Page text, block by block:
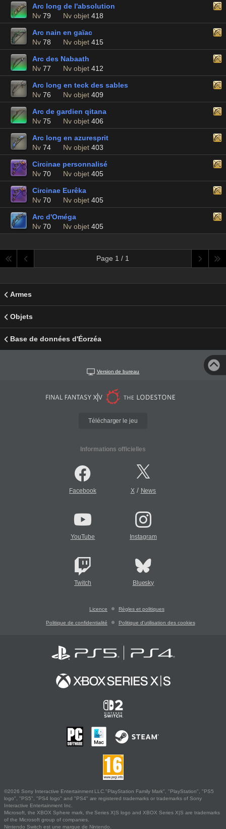
Arc long de l'absolution
Nv 79 Nv objet 418
Arc nain en gaïac
Nv 78 Nv objet 415
Arc des Nabaath
Nv 77 Nv objet 412
Arc long en teck des sables
Nv 76 Nv objet 409
Arc de gardien qitana
Nv 75 Nv objet 406
Arc long en azuresprit
Nv 74 Nv objet 403
Circinae personnalisé
Nv 70 Nv objet 405
Circinae Eurêka
Nv 70 Nv objet 405
Arc d'Oméga
Nv 70 Nv objet 405
Page 1 / 1
Armes
Objets
Base de données d'Éorzéa
Version de bureau
Télécharger le jeu
Informations officielles
Facebook X/ News
YouTube Instagram
Twitch Bluesky
Licence Règles et politiques
Politique de confidentialité Politique d'utilisation des cookies
©2026 Sony Interactive Entertainment LLC."PlayStation Family Mark", "PlayStation", "PS5
logo", "PS5", "PS4 logo" and "PS4" are registered trademarks or trademarks of Sony
Interactive Entertainment Inc.
Microsoft, the XBOX Sphere mark, the Series X|S logo and XBOX Series X|S are trademarks
of the Microsoft group of companies.
Nintendo Switch est une marque de Nintendo.